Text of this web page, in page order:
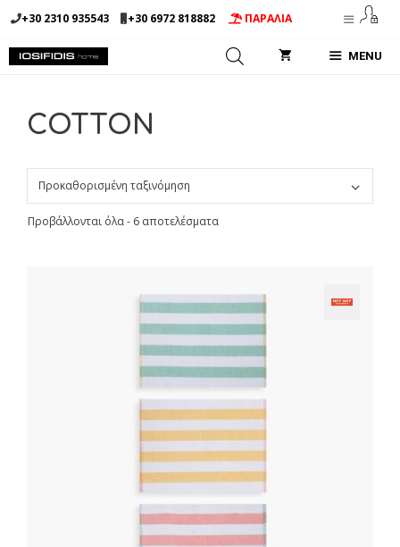
Μετάβαση
σε
περιεχόμενο
+30 2310 935543 +30 6972 818882 ΠΑΡΑΛΙΑ
MENU
COTTON
Προβάλλονται όλα - 6 αποτελέσματα